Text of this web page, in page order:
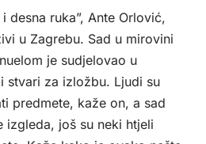
desna ruka”, Ante Orlović,
u Zagrebu. Sad u mirovini
je sudjelovao u
stvari za izložbu. Ljudi su
predmete, kaže on, a sad
izgleda, još su neki htjeli